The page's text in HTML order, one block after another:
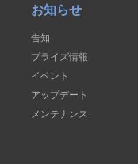
お知らせ
告知
プライズ情報
イベント
アップデート
メンテナンス